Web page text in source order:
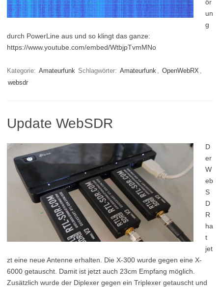
ör
un
g
durch PowerLine aus und so klingt das ganze:
https://www.youtube.com/embed/WtbjpTvmMNo
Kategorie: Amateurfunk Schlagwörter: Amateurfunk , OpenWebRX ,
websdr
Update WebSDR
D
er
W
eb
S
D
R
ha
t
jet
zt eine neue Antenne erhalten. Die X-300 wurde gegen eine X-
6000 getauscht. Damit ist jetzt auch 23cm Empfang möglich.
Zusätzlich wurde der Diplexer gegen ein Triplexer getauscht und